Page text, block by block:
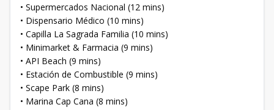
• Supermercados Nacional (12 mins)
• Dispensario Médico (10 mins)
• Capilla La Sagrada Familia (10 mins)
• Minimarket & Farmacia (9 mins)
• API Beach (9 mins)
• Estación de Combustible (9 mins)
• Scape Park (8 mins)
• Marina Cap Cana (8 mins)